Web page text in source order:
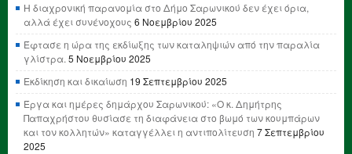
Η διαχρονική παρανομία στο Δήμο Σαρωνικού δεν έχει όρια,
αλλά έχει συνένοχους 6 Νοεμβρίου 2025
Έφτασε η ώρα της εκδίωξης των καταληψιών από την παραλία
γλίστρα. 5 Νοεμβρίου 2025
Εκδίκηση και δικαίωση 19 Σεπτεμβρίου 2025
Έργα και ημέρες δημάρχου Σαρωνικού: «Ο κ. Δημήτρης
Παπαχρήστου θυσίασε τη διαφάνεια στο βωμό των κουμπάρων
και τον κολλητών» καταγγέλλει η αντιπολίτευση 7 Σεπτεμβρίου
2025